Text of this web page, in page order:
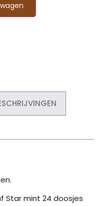
Star mint 24 doosjes